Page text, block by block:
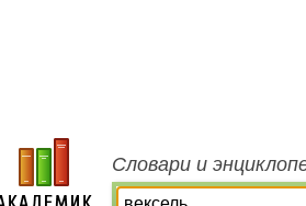
Словари и